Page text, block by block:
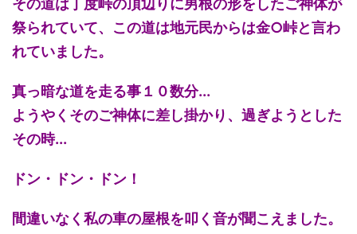
その道は丁度峠の頂辺りに男根の形をしたご神体が
祭られていて、この道は地元民からは金○峠と言わ
れていました。
真っ暗な道を走る事１０数分...
ようやくそのご神体に差し掛かり、過ぎようとした
その時...
ドン・ドン・ドン！
間違いなく私の車の屋根を叩く音が聞こえました。